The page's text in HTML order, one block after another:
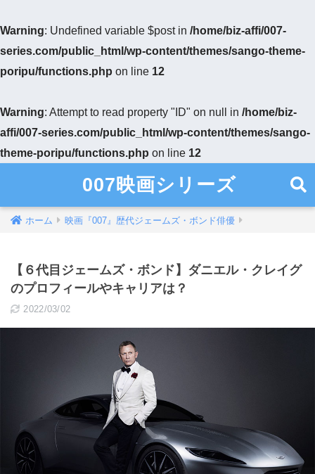
Warning: Undefined variable $post in /home/biz-affi/007-
series.com/public_html/wp-content/themes/sango-theme-
poripu/functions.php on line 12
Warning: Attempt to read property "ID" on null in /home/biz-
affi/007-series.com/public_html/wp-content/themes/sango-
theme-poripu/functions.php on line 12
007映画シリーズ
ホーム 映画『007』歴代ジェームズ・ボンド俳優
【６代目ジェームズ・ボンド】ダニエル・クレイグ
のプロフィールやキャリアは？
2022/03/02